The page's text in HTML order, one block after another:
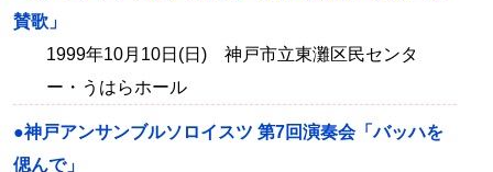
賛歌」
1999年10月10日(日) 神戸市立東灘区民センタ
ー・うはらホール
●神戸アンサンブルソロイスツ 第7回演奏会「バッハを
偲んで」